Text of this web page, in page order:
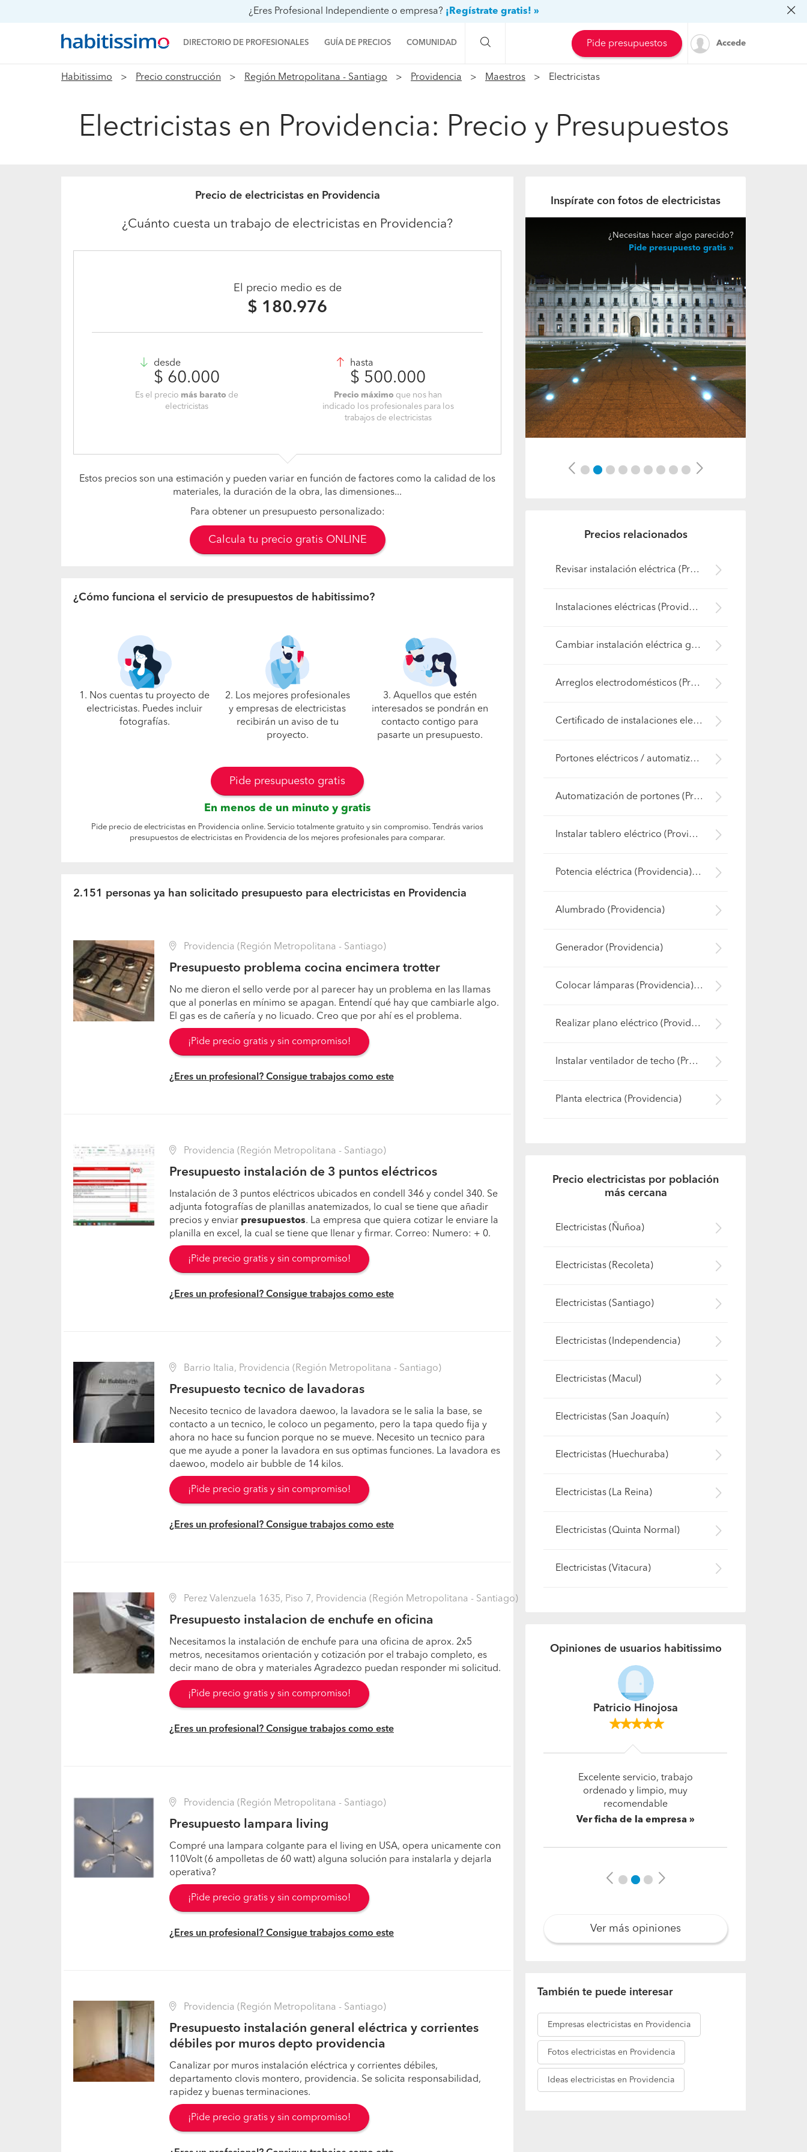
¿Eres Profesional Independiente o empresa? ¡Regístrate gratis! »
DIRECTORIO DE PROFESIONALES GUÍA DE PRECIOS COMUNIDAD
Preguntas a la comunidad
Pide presupuestos Accede
Habitissimo Precio construcción Región Metropolitana - Santiago Providencia Maestros Electricistas
Electricistas en Providencia: Precio y Presupuestos
Precio de electricistas en Providencia
¿Cuánto cuesta un trabajo de electricistas en Providencia?
El precio medio es de
$ 180.976
desde
$ 60.000
Es el precio más barato de
electricistas
hasta
$ 500.000
Precio máximo que nos han
indicado los profesionales para los
trabajos de electricistas
Estos precios son una estimación y pueden variar en función de factores como la calidad de los
materiales, la duración de la obra, las dimensiones...
Para obtener un presupuesto personalizado:
Calcula tu precio gratis ONLINE
¿Cómo funciona el servicio de presupuestos de habitissimo?
1. Nos cuentas tu proyecto de
electricistas. Puedes incluir
fotografías.
2. Los mejores profesionales
y empresas de electricistas
recibirán un aviso de tu
proyecto.
3. Aquellos que estén
interesados se pondrán en
contacto contigo para
pasarte un presupuesto.
Pide presupuesto gratis
En menos de un minuto y gratis
Pide precio de electricistas en Providencia online. Servicio totalmente gratuito y sin compromiso. Tendrás varios
presupuestos de electricistas en Providencia de los mejores profesionales para comparar.
2.151 personas ya han solicitado presupuesto para electricistas en Providencia
Providencia (Región Metropolitana - Santiago)
Presupuesto problema cocina encimera trotter
No me dieron el sello verde por al parecer hay un problema en las llamas
que al ponerlas en mínimo se apagan. Entendí qué hay que cambiarle algo.
El gas es de cañería y no licuado. Creo que por ahí es el problema.
¡Pide precio gratis y sin compromiso!
¿Eres un profesional? Consigue trabajos como este
Providencia (Región Metropolitana - Santiago)
Presupuesto instalación de 3 puntos eléctricos
Instalación de 3 puntos eléctricos ubicados en condell 346 y condel 340. Se
adjunta fotografías de planillas anatemizados, lo cual se tiene que añadir
precios y enviar presupuestos. La empresa que quiera cotizar le enviare la
planilla en excel, la cual se tiene que llenar y firmar. Correo: Numero: + 0.
¡Pide precio gratis y sin compromiso!
¿Eres un profesional? Consigue trabajos como este
Barrio Italia, Providencia (Región Metropolitana - Santiago)
Presupuesto tecnico de lavadoras
Necesito tecnico de lavadora daewoo, la lavadora se le salia la base, se
contacto a un tecnico, le coloco un pegamento, pero la tapa quedo fija y
ahora no hace su funcion porque no se mueve. Necesito un tecnico para
que me ayude a poner la lavadora en sus optimas funciones. La lavadora es
daewoo, modelo air bubble de 14 kilos.
¡Pide precio gratis y sin compromiso!
¿Eres un profesional? Consigue trabajos como este
Perez Valenzuela 1635, Piso 7, Providencia (Región Metropolitana - Santiago)
Presupuesto instalacion de enchufe en oficina
Necesitamos la instalación de enchufe para una oficina de aprox. 2x5
metros, necesitamos orientación y cotización por el trabajo completo, es
decir mano de obra y materiales Agradezco puedan responder mi solicitud.
¡Pide precio gratis y sin compromiso!
¿Eres un profesional? Consigue trabajos como este
Providencia (Región Metropolitana - Santiago)
Presupuesto lampara living
Compré una lampara colgante para el living en USA, opera unicamente con
110Volt (6 ampolletas de 60 watt) alguna solución para instalarla y dejarla
operativa?
¡Pide precio gratis y sin compromiso!
¿Eres un profesional? Consigue trabajos como este
Providencia (Región Metropolitana - Santiago)
Presupuesto instalación general eléctrica y corrientes
débiles por muros depto providencia
Canalizar por muros instalación eléctrica y corrientes débiles,
departamento clovis montero, providencia. Se solicita responsabilidad,
rapidez y buenas terminaciones.
¡Pide precio gratis y sin compromiso!
Inspírate con fotos de electricistas
¿Necesitas hacer algo parecido?
Pide presupuesto gratis
Previous Next
Precios relacionados
Revisar instalación eléctrica (Providencia)
Instalaciones eléctricas (Providencia)
Cambiar instalación eléctrica general (Providencia)
Arreglos electrodomésticos (Providencia)
Certificado de instalaciones electricas (Providencia)
Portones eléctricos / automatización (Providencia)
Automatización de portones (Providencia)
Instalar tablero eléctrico (Providencia)
Potencia eléctrica (Providencia)
Alumbrado (Providencia)
Generador (Providencia)
Colocar lámparas (Providencia)
Realizar plano eléctrico (Providencia)
Instalar ventilador de techo (Providencia)
Planta electrica (Providencia)
Precio electricistas por población
más cercana
Electricistas (Ñuñoa)
Electricistas (Recoleta)
Electricistas (Santiago)
Electricistas (Independencia)
Electricistas (Macul)
Electricistas (San Joaquín)
Electricistas (Huechuraba)
Electricistas (La Reina)
Electricistas (Quinta Normal)
Electricistas (Vitacura)
Opiniones de usuarios habitissimo
Claudio Escanella
Profesionalismo máximo! muy
buen trabajo en la mantención
del equipo. Me aclaró todas mis
dudas, con honestidad y sin
Ver ficha de la empresa
También te puede interesar
Empresaselectricistas en Providencia
Fotos electricistas en Providencia